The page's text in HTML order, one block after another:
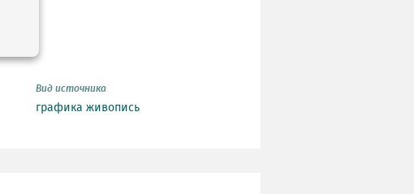
Вид источника
графика живопись